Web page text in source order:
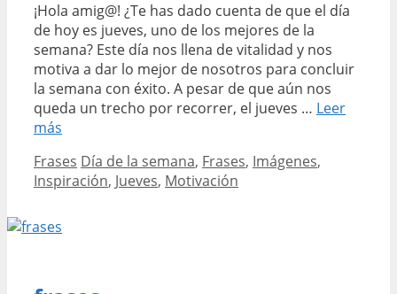
¡Hola amig@! ¿Te has dado cuenta de que el día
de hoy es jueves, uno de los mejores de la
semana? Este día nos llena de vitalidad y nos
motiva a dar lo mejor de nosotros para concluir
la semana con éxito. A pesar de que aún nos
queda un trecho por recorrer, el jueves … Leer
más
mejores
frases
Categories
Frases Tags
Día de la semana, Frases, Imágenes,
Inspiración, Jueves, Motivación